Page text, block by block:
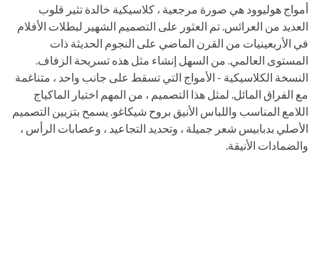
أمواج هوليوود هي صورة مرجعية ، كلاسيكية خالدة تثير قلوب
العديد من العرائس. تم العثور على التصميم الشهير لبطلات الأفلام
في الأربعينيات من القرن الماضي على النجوم الحديثة ذات
المستوى العالمي. من السهل إنشاء مثل هذه تسريحة الزفاف.
النسخة الكلاسيكية - الأمواج التي تسقط على جانب واحد ، متناغمة
مع الفراق المائل. لمثل هذا التصميم ، من المهم اختيار الماكياج
اللامع المناسب واللباس الأنيق بروح شيكاغو. يسمح بتزيين التصميم
الأصلي بدبابيس شعر جميلة ، وتحديد التجاعيد ، وعصابات الرأس ،
والضمادات الأنيقة.